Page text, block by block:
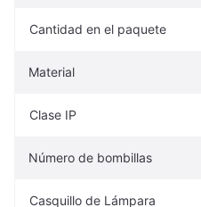
Cantidad en el paquete
Material
Clase IP
Número de bombillas
Casquillo de Lámpara